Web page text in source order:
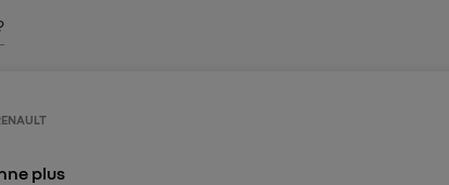
plus
ce consentement sur
Utiq » en bas de ce site. Pour plus